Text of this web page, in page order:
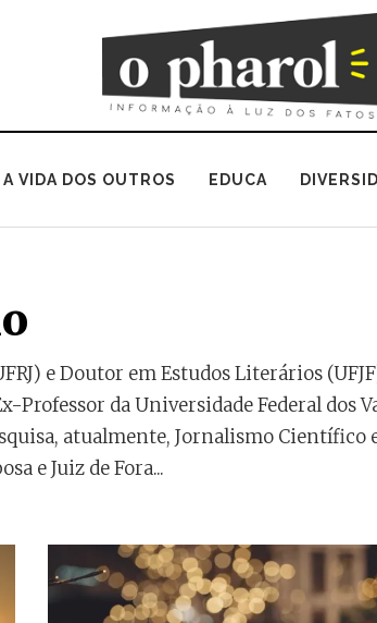
A VIDA DOS OUTROS EDUCA
e Doutor em Estudos Literários
Professor da Universidade Federal dos
atualmente, Jornalismo Científico
e Juiz de Fora...